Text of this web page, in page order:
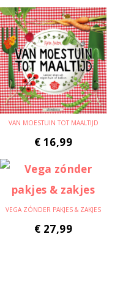
VAN MOESTUIN TOT MAALTIJD
€ 16,99
VEGA ZÓNDER PAKJES & ZAKJES
€ 27,99